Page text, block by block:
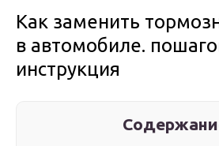
Как заменить
в автомобиле.
инструкция